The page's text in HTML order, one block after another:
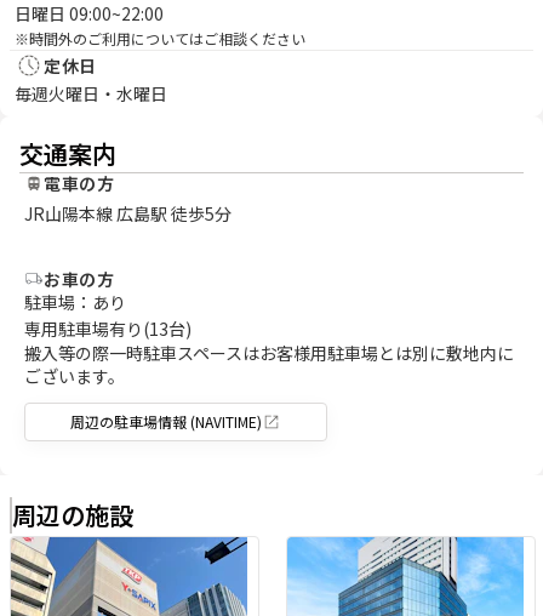
日曜日 09:00~22:00
※時間外のご利用についてはご相談ください
定休日
毎週火曜日・水曜日
交通案内
電車の方
JR山陽本線 広島駅 徒歩5分
お車の方
駐車場：あり
専用駐車場有り(13台)
搬入等の際一時駐車スペースはお客様用駐車場とは別に敷地内に
ございます。
周辺の駐車場情報 (NAVITIME)
周辺の施設